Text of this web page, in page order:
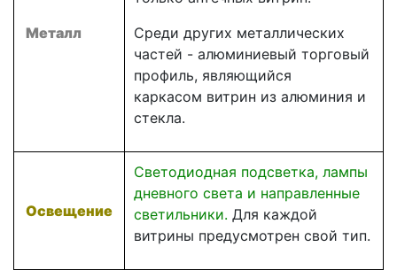
Металл
Среди других металлических
частей - алюминиевый торговый
профиль, являющийся
каркасом витрин из алюминия и
стекла.
Освещение
Светодиодная подсветка, лампы
дневного света и направленные
светильники. Для каждой
витрины предусмотрен свой тип.